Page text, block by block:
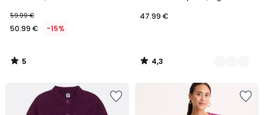
59.99 €
50.99 € -15%
5
/
47.99 €
4,3
/